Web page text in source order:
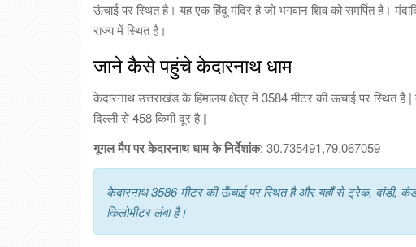
ऊंचाई पर स्थित है। यह एक हिंदू मंदिर है जो भगवान शिव को समर्पित है।
राज्य में स्थित है।
जाने कैसे पहुंचे केदारनाथ धाम
केदारनाथ उत्तराखंड के हिमालय क्षेत्र में 3584 मीटर की ऊंचाई पर
दिल्ली से 458 किमी दूर है |
गूगल मैप पर केदारनाथ धाम के निर्देशांक: 30.735491,79.067059
केदारनाथ 3586 मीटर की ऊँचाई पर स्थित है और यहाँ से ट्रेक, दांडी,
किलोमीटर लंबा है।